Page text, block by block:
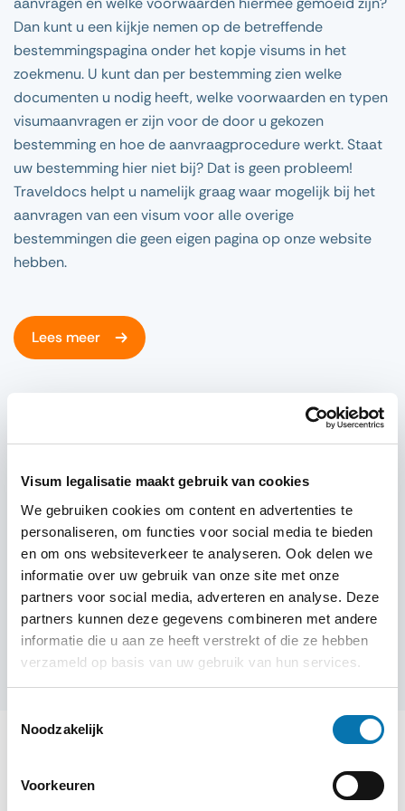
Visum legalisatie maakt gebruik van cookies
We gebruiken cookies om content en advertenties te
personaliseren, om functies voor social media te bieden
en om ons websiteverkeer te analyseren. Ook delen we
informatie over uw gebruik van onze site met onze
partners voor social media, adverteren en analyse. Deze
partners kunnen deze gegevens combineren met andere
informatie die u aan ze heeft verstrekt of die ze hebben
verzameld op basis van uw gebruik van hun services.
Noodzakelijk
Voorkeuren
Dan kunt u een kijkje nemen op de betreffende
bestemmingspagina onder het kopje visums in het
zoekmenu. U kunt dan per bestemming zien welke
documenten u nodig heeft, welke voorwaarden en typen
visumaanvragen er zijn voor de door u gekozen
bestemming en hoe de aanvraagprocedure werkt. Staat
uw bestemming hier niet bij? Dat is geen probleem!
Traveldocs helpt u namelijk graag waar mogelijk bij het
aanvragen van een visum voor alle overige
bestemmingen die geen eigen pagina op onze website
hebben.
Lees meer
Meer informatie nodig over jouw
visum?
Liever persoonlijk contact? Vraag een
terugbelverzoek aan!
Terugbelverzoek aanvragen